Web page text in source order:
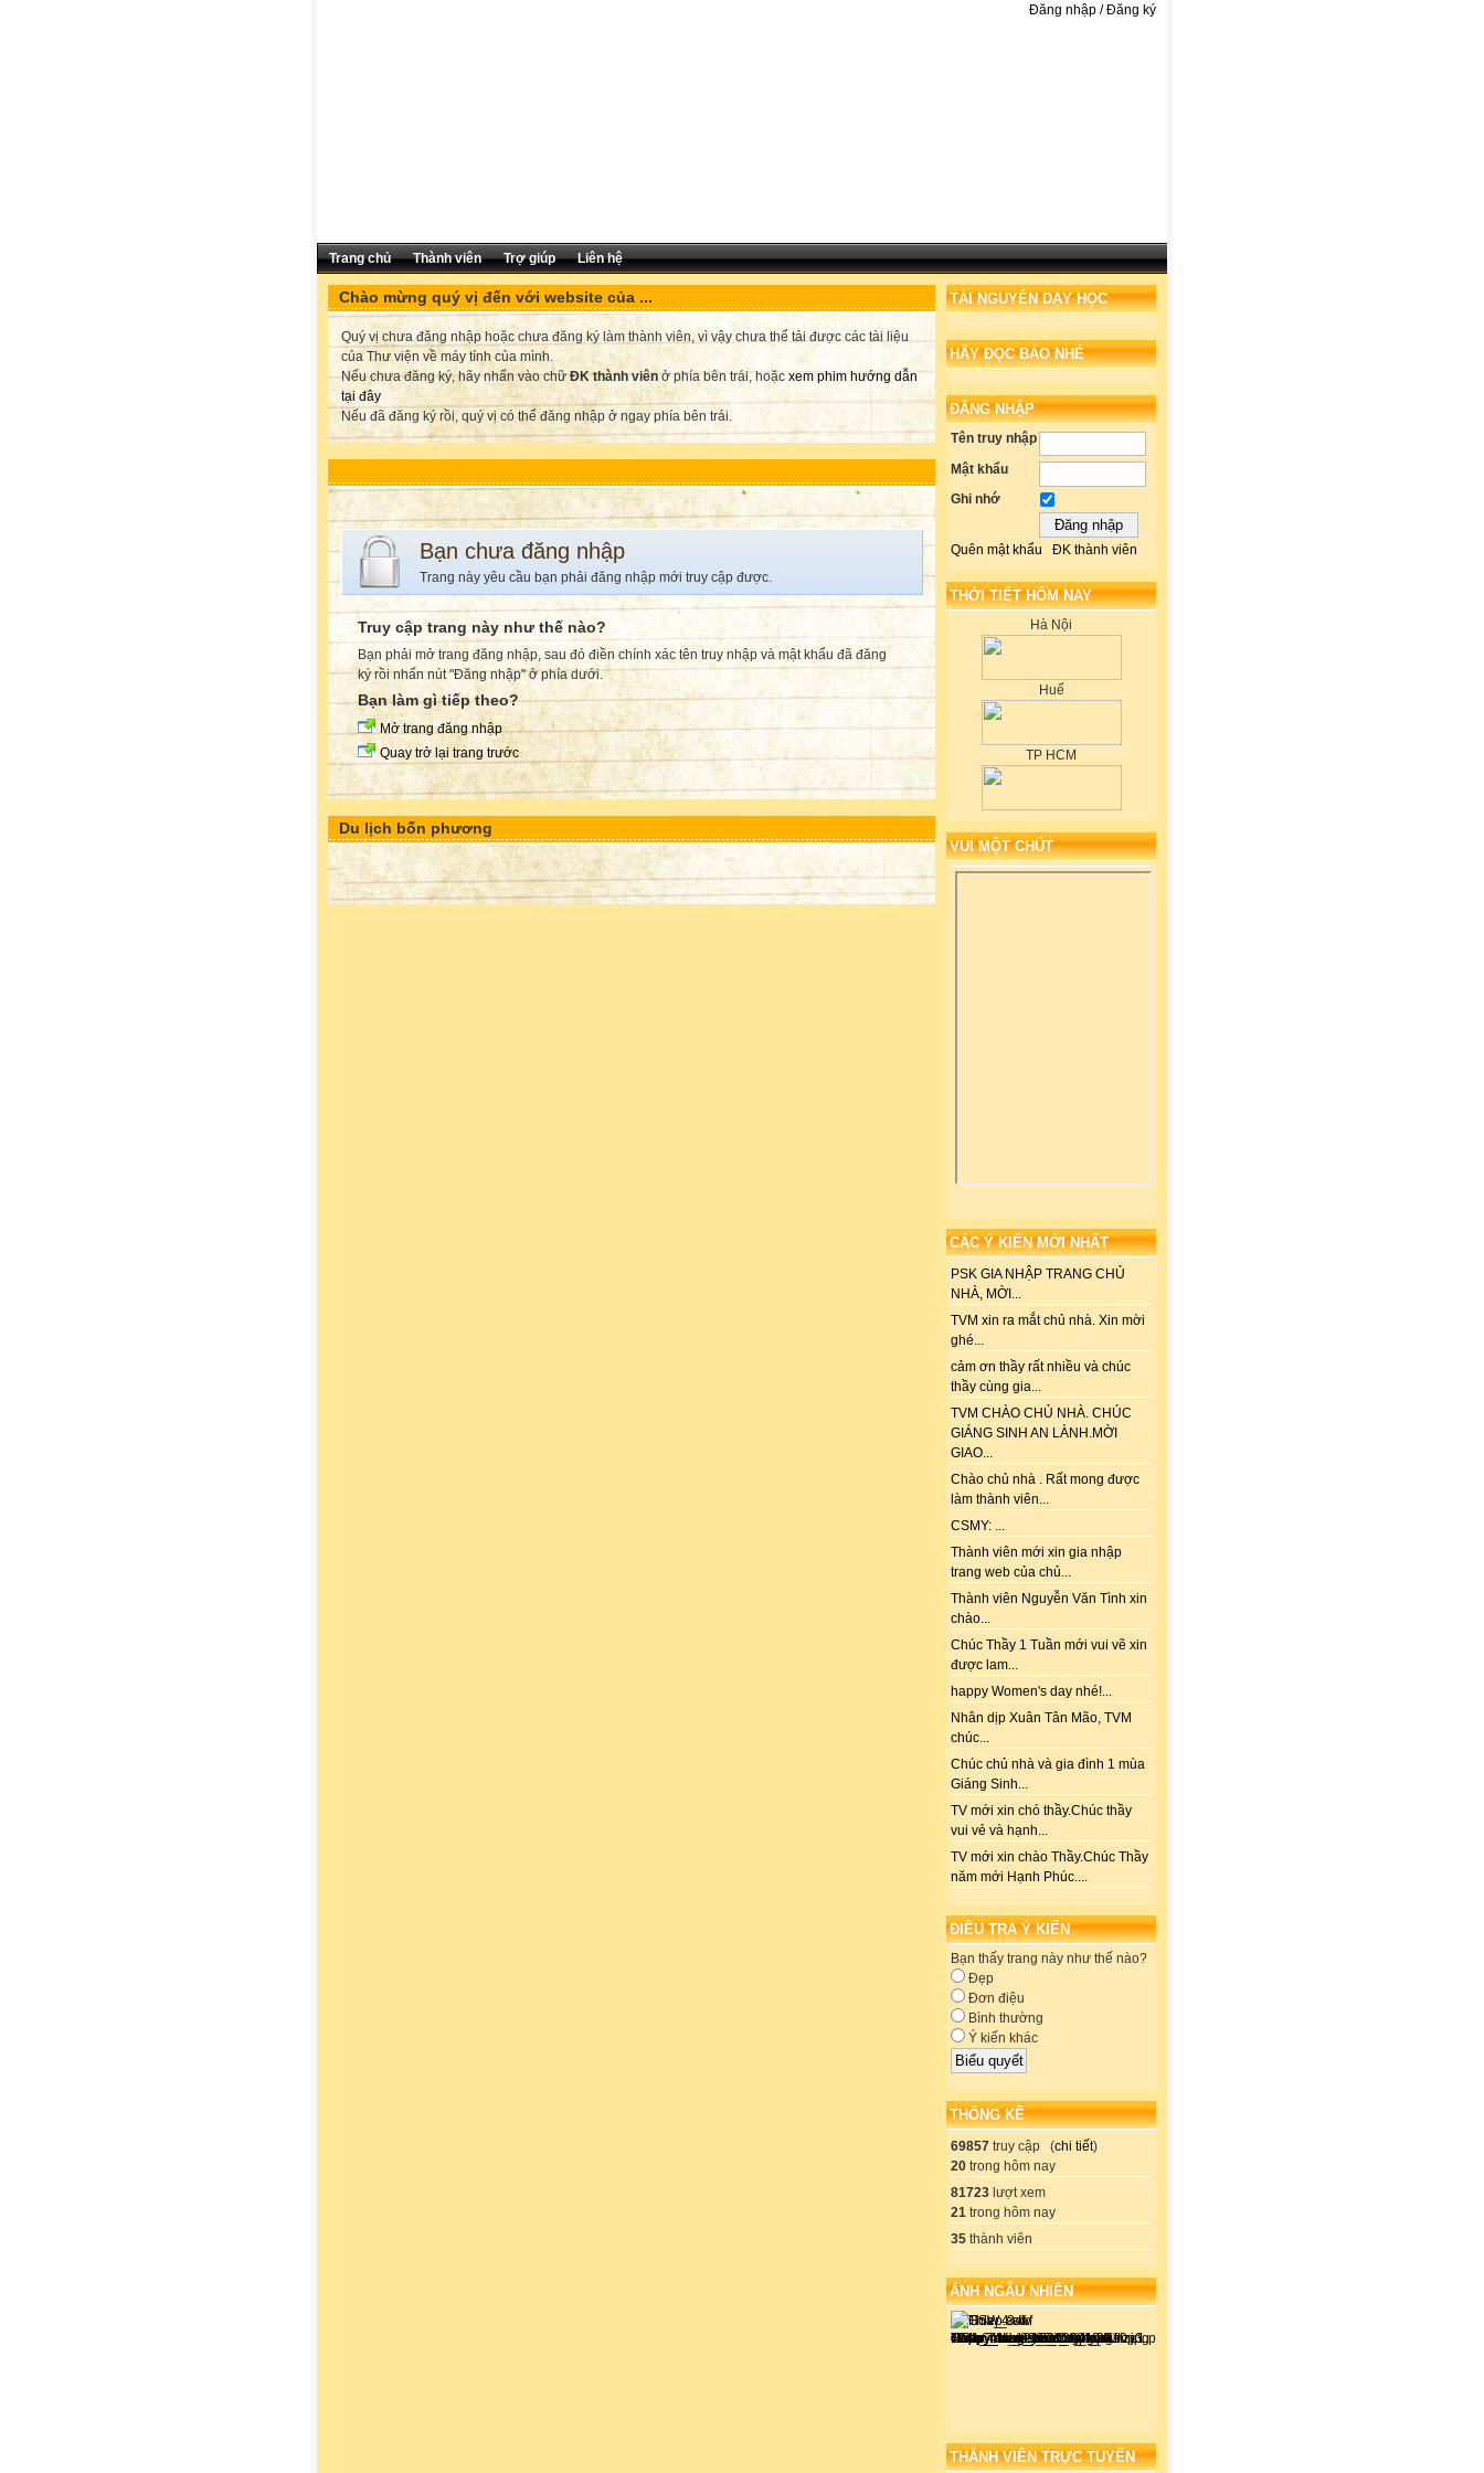
Đăng nhập / Đăng ký
Trang chủ Thành viên Trợ giúp Liên hệ
TÀI NGUYÊN DẠY HỌC
HÃY ĐỌC BÁO NHÉ
ĐĂNG NHẬP
Tên truy nhập
Mật khẩu
Ghi nhớ
Quên mật khẩu ĐK thành viên
THỚI TIẾT HÔM NAY
Hà Nội
Huế
TP HCM
VUI MỘT CHÚT
CÁC Ý KIẾN MỚI NHẤT
PSK GIA NHẬP TRANG CHỦ
NHÀ, MỜI...
TVM xin ra mắt chủ nhà. Xin mời
ghé...
cảm ơn thầy rất nhiều và chúc
thầy cùng gia...
TVM CHÀO CHỦ NHÀ. CHÚC
GIÁNG SINH AN LÀNH.MỜI
GIAO...
Chào chủ nhà . Rất mong được
làm thành viên...
CSMY: ...
Thành viên mới xin gia nhập
trang web của chủ...
Thành viên Nguyễn Văn Tình xin
chào...
Chúc Thầy 1 Tuần mới vui vẽ xin
được lam...
happy Women's day nhé!...
Nhân dịp Xuân Tân Mão, TVM
chúc...
Chúc chủ nhà và gia đình 1 mùa
Giáng Sinh...
TV mới xin chó thầy.Chúc thầy
vui vẻ và hạnh...
TV mới xin chào Thầy.Chúc Thầy
năm mới Hạnh Phúc....
ĐIỀU TRA Ý KIẾN
Bạn thấy trang này như thế nào?
Đẹp
Đơn điệu
Bình thường
Ý kiến khác
THỐNG KÊ
69857 truy cập (chi tiết)
20 trong hôm nay
81723 lượt xem
21 trong hôm nay
35 thành viên
ẢNH NGẪU NHIÊN
THÀNH VIÊN TRỰC TUYẾN
Chào mừng quý vị đến với website của ...
Quý vị chưa đăng nhập hoặc chưa đăng ký làm thành viên, vì vậy chưa thể tải được các tài liệu
của Thư viện về máy tính của mình.
Nếu chưa đăng ký, hãy nhấn vào chữĐK thành viênở phía bên trái, hoặc xem phim hướng dẫn
tại đây
Nếu đã đăng ký rồi, quý vị có thể đăng nhập ở ngay phía bên trái.
Bạn chưa đăng nhập
Trang này yêu cầu bạn phải đăng nhập mới truy cập được.
Truy cập trang này như thế nào?
Bạn phải mở trang đăng nhập, sau đó điền chính xác tên truy nhập và mật khẩu đã đăng
ký rồi nhấn nút "Đăng nhập" ở phía dưới.
Bạn làm gì tiếp theo?
Mở trang đăng nhập
Quay trở lại trang trước
Du lịch bốn phương